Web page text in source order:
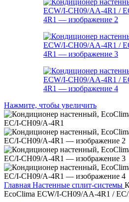
Нажмите, чтобы увеличить
Главная Настенные сплит-системы
EcoClima ECW/I-СH09/AA-4R1 /